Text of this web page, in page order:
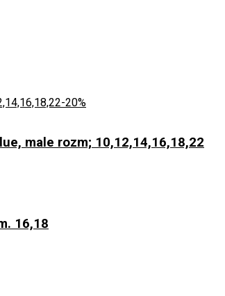
-20%
male rozm; 10,12,14,16,18,22
16,18